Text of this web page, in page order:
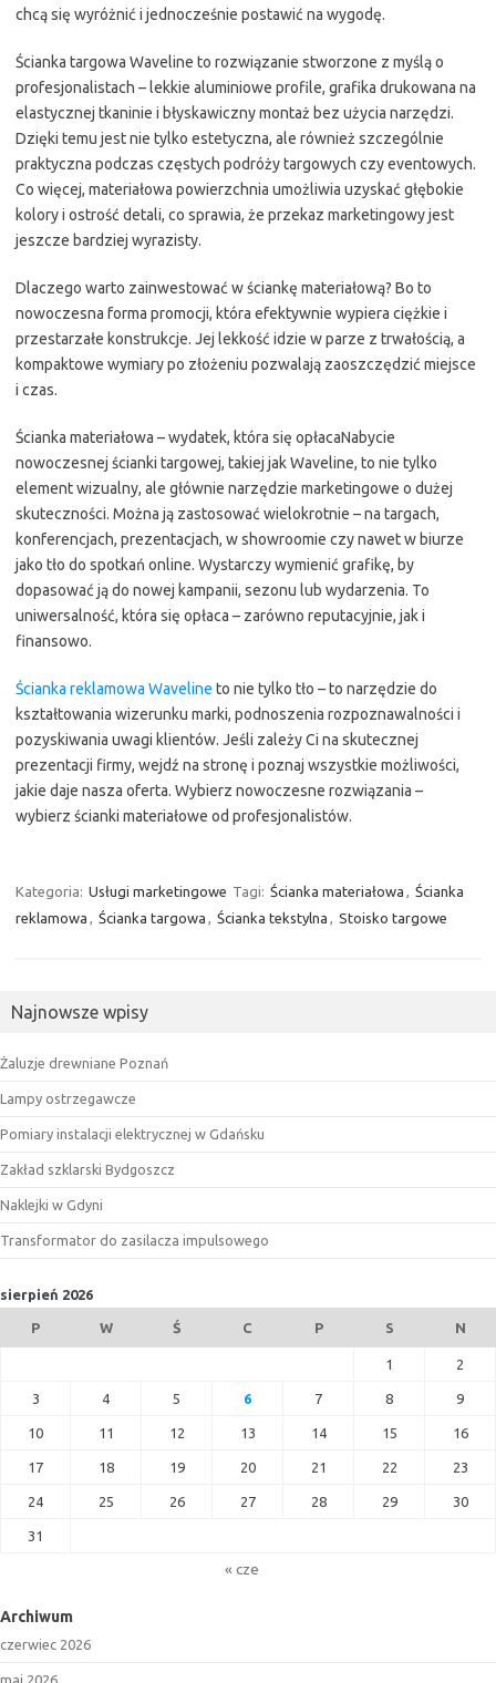
chcą się wyróżnić i jednocześnie postawić na wygodę.
Ścianka targowa Waveline to rozwiązanie stworzone z myślą o
profesjonalistach – lekkie aluminiowe profile, grafika drukowana na
elastycznej tkaninie i błyskawiczny montaż bez użycia narzędzi.
Dzięki temu jest nie tylko estetyczna, ale również szczególnie
praktyczna podczas częstych podróży targowych czy eventowych.
Co więcej, materiałowa powierzchnia umożliwia uzyskać głębokie
kolory i ostrość detali, co sprawia, że przekaz marketingowy jest
jeszcze bardziej wyrazisty.
Dlaczego warto zainwestować w ściankę materiałową? Bo to
nowoczesna forma promocji, która efektywnie wypiera ciężkie i
przestarzałe konstrukcje. Jej lekkość idzie w parze z trwałością, a
kompaktowe wymiary po złożeniu pozwalają zaoszczędzić miejsce
i czas.
Ścianka materiałowa – wydatek, która się opłacaNabycie
nowoczesnej ścianki targowej, takiej jak Waveline, to nie tylko
element wizualny, ale głównie narzędzie marketingowe o dużej
skuteczności. Można ją zastosować wielokrotnie – na targach,
konferencjach, prezentacjach, w showroomie czy nawet w biurze
jako tło do spotkań online. Wystarczy wymienić grafikę, by
dopasować ją do nowej kampanii, sezonu lub wydarzenia. To
uniwersalność, która się opłaca – zarówno reputacyjnie, jak i
finansowo.
Ścianka reklamowa Waveline to nie tylko tło – to narzędzie do
kształtowania wizerunku marki, podnoszenia rozpoznawalności i
pozyskiwania uwagi klientów. Jeśli zależy Ci na skutecznej
prezentacji firmy, wejdź na stronę i poznaj wszystkie możliwości,
jakie daje nasza oferta. Wybierz nowoczesne rozwiązania –
wybierz ścianki materiałowe od profesjonalistów.
Kategoria: Usługi marketingowe Tagi: Ścianka materiałowa , Ścianka
reklamowa , Ścianka targowa , Ścianka tekstylna , Stoisko targowe
Najnowsze wpisy
Żaluzje drewniane Poznań
Lampy ostrzegawcze
Pomiary instalacji elektrycznej w Gdańsku
Zakład szklarski Bydgoszcz
Naklejki w Gdyni
Transformator do zasilacza impulsowego
sierpień 2026
P W Ś C P S N
1 2
3 4 5 6 7 8 9
10 11 12 13 14 15 16
17 18 19 20 21 22 23
24 25 26 27 28 29 30
31
« cze
Archiwum
czerwiec 2026
maj 2026